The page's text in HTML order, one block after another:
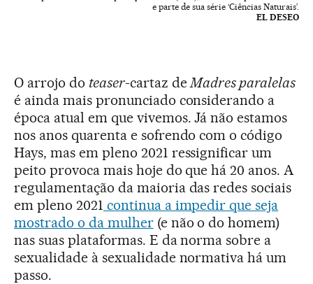
e parte de sua série ‘Ciências Naturais’.
EL DESEO
O arrojo do teaser-cartaz deMadres paralelas
é ainda mais pronunciado considerando a
época atual em que vivemos. Já não estamos
nos anos quarenta e sofrendo com o código
Hays, mas em pleno 2021 ressignificar um
peito provoca mais hoje do que há 20 anos. A
regulamentação da maioria das redes sociais
em pleno 2021 continua a impedir que seja
mostrado o da mulher(e não o do homem)
nas suas plataformas. E da norma sobre a
sexualidade à sexualidade normativa há um
passo.